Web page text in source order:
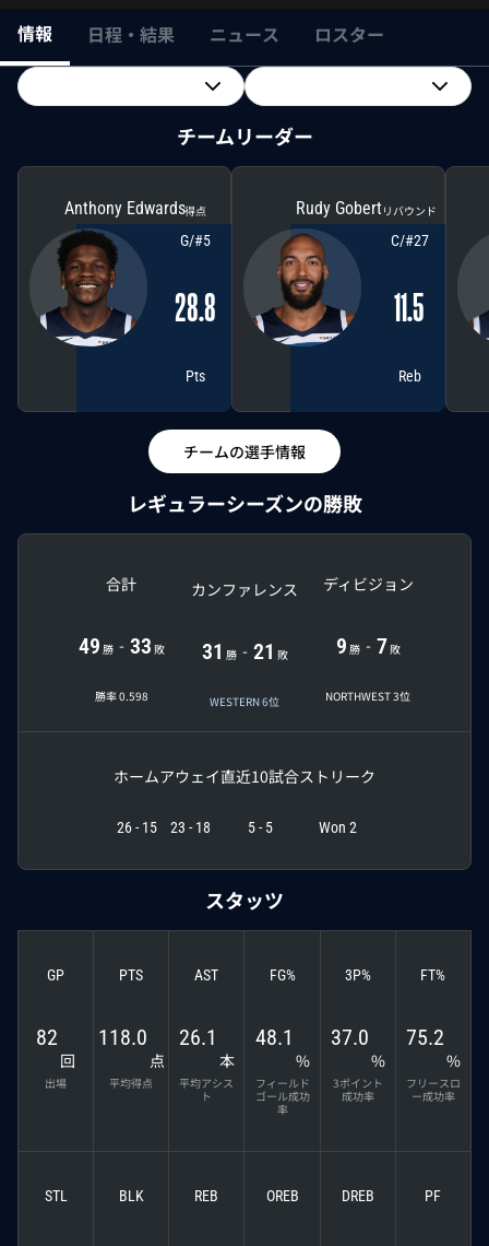
情報 日程・結果 ニュース ロスター
チームリーダー
Anthony Edwards
アンソニー・エドワーズ
得点
G/#5
28.8
Pts
Rudy Gobert
ルディ・ゴべア
リバウンド
C/#27
11.5
Reb
チームの選手情報
レギュラーシーズンの勝敗
合計
49 勝 - 33 敗
勝率 0.598
カンファレンス
31 勝 - 21 敗
WESTERN 6位
ディビジョン
9 勝 - 7 敗
NORTHWEST 3位
ホーム
26 - 15
アウェイ
23 - 18
直近10試合
5 - 5
ストリーク
Won 2
スタッツ
GP
82
回
出場
PTS
118.0
点
平均得点
AST
26.1
本
平均アシス
ト
FG%
48.1
%
フィールド
ゴール成功
率
3P%
37.0
%
3ポイント
成功率
FT%
75.2
%
フリースロ
ー成功率
STL BLK REB OREB DREB PF